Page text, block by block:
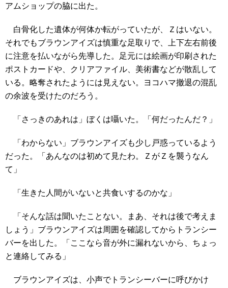
アムショップの脇に出た。
白骨化した遺体が何体か転がっていたが、Ｚはいない。
それでもブラウンアイズは慎重な足取りで、上下左右前後
に注意を払いながら先導した。足元には絵画が印刷された
ポストカードや、クリアファイル、美術書などが散乱して
いる。略奪されたようには見えない。ヨコハマ撤退の混乱
の余波を受けたのだろう。
「さっきのあれは」ぼくは囁いた。「何だったんだ？」
「わからない」ブラウンアイズも少し戸惑っているよう
だった。「あんなのは初めて見たわ。ＺがＺを襲うなん
て」
「生きた人間がいないと共食いするのかな」
「そんな話は聞いたことない。まあ、それは後で考えま
しょう」ブラウンアイズは周囲を確認してからトランシー
バーを出した。「ここなら音が外に漏れないから、ちょっ
と連絡してみる」
ブラウンアイズは、小声でトランシーバーに呼びかけ